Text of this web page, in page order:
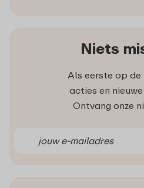
Niets
Als eerste op de
acties en
Ontvang onze